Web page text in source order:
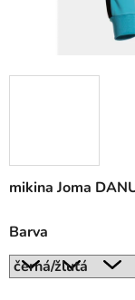
mikina Joma
Barva